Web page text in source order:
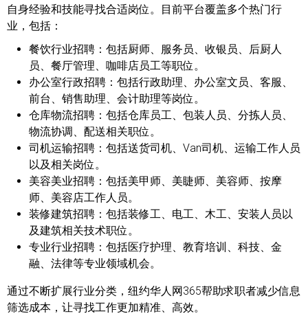
自身经验和技能寻找合适岗位。目前平台覆盖多个热门行
业，包括：
餐饮行业招聘： 包括厨师、服务员、收银员、后厨人
员、餐厅管理、咖啡店员工等职位。
办公室行政招聘： 包括行政助理、办公室文员、客服、
前台、销售助理、会计助理等岗位。
仓库物流招聘： 包括仓库员工、包装人员、分拣人员、
物流协调、配送相关职位。
司机运输招聘： 包括送货司机、Van司机、运输工作人员
以及相关岗位。
美容美业招聘： 包括美甲师、美睫师、美容师、按摩
师、美容店工作人员。
装修建筑招聘： 包括装修工、电工、木工、安装人员以
及建筑相关技术职位。
专业行业招聘： 包括医疗护理、教育培训、科技、金
融、法律等专业领域机会。
通过不断扩展行业分类，纽约华人网365帮助求职者减少信息
筛选成本，让寻找工作更加精准、高效。